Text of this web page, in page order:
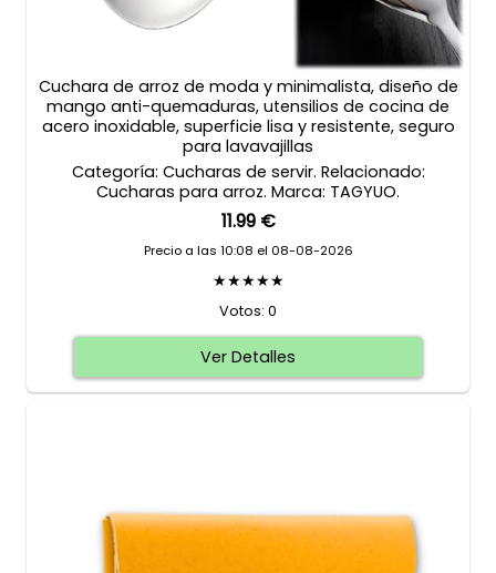
Cuchara de arroz de moda y minimalista, diseño de
mango anti-quemaduras, utensilios de cocina de
acero inoxidable, superficie lisa y resistente, seguro
para lavavajillas
Categoría: Cucharas de servir. Relacionado:
Cucharas para arroz. Marca: TAGYUO.
11.99 €
Precio a las 10:08 el 08-08-2026
★★★★★
Votos: 0
Ver Detalles